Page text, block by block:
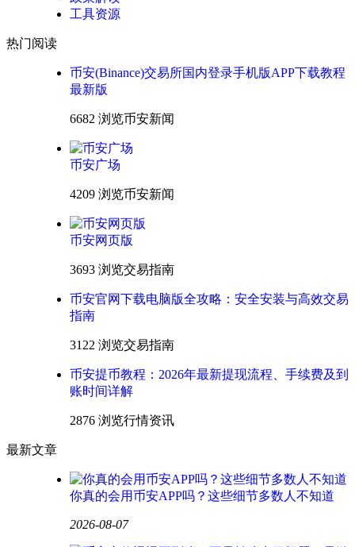
工具资源
热门阅读
币安(Binance)交易所国内登录手机版APP下载教程
最新版
6682 浏览币安新闻
币安广场
4209 浏览币安新闻
币安网页版
3693 浏览交易指南
币安官网下载电脑版全攻略：安全安装与高效交易
指南
3122 浏览交易指南
币安提币教程：2026年最新提现流程、手续费及到
账时间详解
2876 浏览行情资讯
最新文章
你真的会用币安APP吗？这些细节多数人不知道
2026-08-07